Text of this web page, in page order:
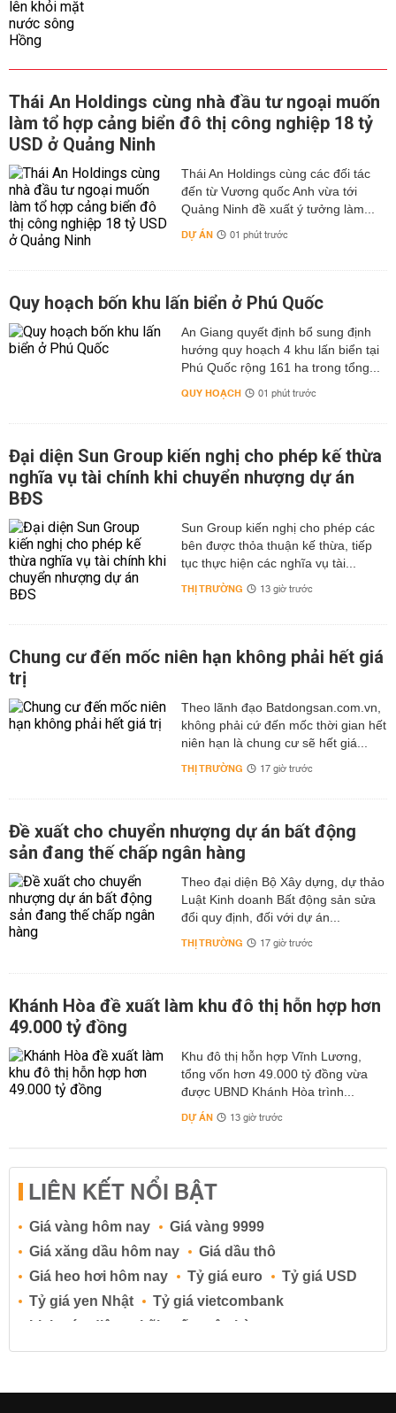
Thái An Holdings cùng nhà đầu tư ngoại muốn
làm tổ hợp cảng biển đô thị công nghiệp 18 tỷ
USD ở Quảng Ninh
Thái An Holdings cùng các đối tác
đến từ Vương quốc Anh vừa tới
Quảng Ninh đề xuất ý tưởng làm...
DỰ ÁN 01 phút trước
Quy hoạch bốn khu lấn biển ở Phú Quốc
An Giang quyết định bổ sung định
hướng quy hoạch 4 khu lấn biển tại
Phú Quốc rộng 161 ha trong tổng...
QUY HOẠCH 01 phút trước
Đại diện Sun Group kiến nghị cho phép kế thừa
nghĩa vụ tài chính khi chuyển nhượng dự án
BĐS
Sun Group kiến nghị cho phép các
bên được thỏa thuận kế thừa, tiếp
tục thực hiện các nghĩa vụ tài...
THỊ TRƯỜNG 13 giờ trước
Chung cư đến mốc niên hạn không phải hết giá
trị
Theo lãnh đạo Batdongsan.com.vn,
không phải cứ đến mốc thời gian hết
niên hạn là chung cư sẽ hết giá...
THỊ TRƯỜNG 17 giờ trước
Đề xuất cho chuyển nhượng dự án bất động
sản đang thế chấp ngân hàng
Theo đại diện Bộ Xây dựng, dự thảo
Luật Kinh doanh Bất động sản sửa
đổi quy định, đối với dự án...
THỊ TRƯỜNG 17 giờ trước
Khánh Hòa đề xuất làm khu đô thị hỗn hợp hơn
49.000 tỷ đồng
Khu đô thị hỗn hợp Vĩnh Lương,
tổng vốn hơn 49.000 tỷ đồng vừa
được UBND Khánh Hòa trình...
DỰ ÁN 13 giờ trước
LIÊN KẾT NỔI BẬT
Giá vàng hôm nay
Giá vàng 9999
Giá xăng dầu hôm nay
Giá dầu thô
Giá heo hơi hôm nay
Tỷ giá euro
Tỷ giá USD
Tỷ giá yen Nhật
Tỷ giá vietcombank
Lịch cúp điện
Lãi suất ngân hàng
Lãi suất tiết kiệm
Lãi suất tiền gửi